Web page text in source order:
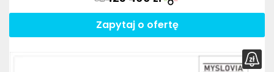
Zapytaj o ofertę